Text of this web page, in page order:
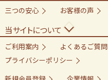
三つの安心 お客様の声
当サイトについて
ご利用案内 よくあるご質問
プライバシーポリシー